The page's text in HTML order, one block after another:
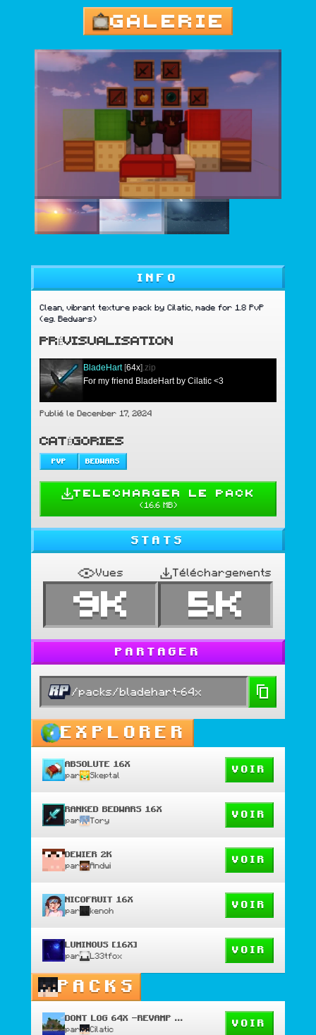
GALERIE
INFO
Clean, vibrant texture pack by Cilatic, made for 1.8 PvP
(eg. Bedwars)
PRÉVISUALISATION
BladeHart [64x].zip
For my friend BladeHart by Cilatic <3
Publié le December 17, 2024
CATÉGORIES
PVP BEDWARS
TELECHARGER LE PACK
(16.6 MB)
STATS
Vues
9K
Téléchargements
5K
PARTAGER
/packs/bladehart-64x
EXPLORER
ABSOLUTE 16X
par Skeptal
VOIR
RANKED BEDWARS 16X
par Tory
VOIR
DEWIER 2K
par Andwi
VOIR
NICOFRUIT 16X
par kenoh
VOIR
LUMINOUS [16X]
par L33tfox
VOIR
PACKS
DONT LOG 64X -REVAMP PRIVATE
par Cilatic
VOIR